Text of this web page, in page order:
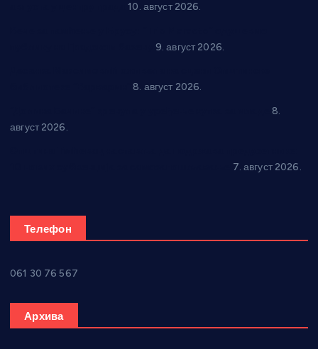
10. август 2026.
9. август 2026.
8. август 2026.
8.
август 2026.
7. август 2026.
Телефон
061 30 76 567
Архива